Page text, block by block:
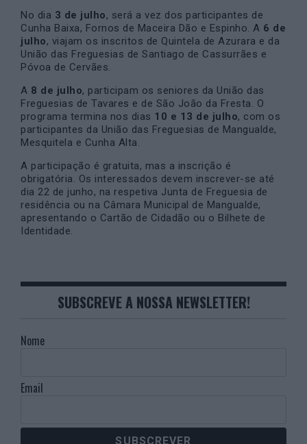
No dia 3 de julho, será a vez dos participantes de
Cunha Baixa, Fornos de Maceira Dão e Espinho. A 6 de
julho, viajam os inscritos de Quintela de Azurara e da
União das Freguesias de Santiago de Cassurrães e
Póvoa de Cervães.
A 8 de julho, participam os seniores da União das
Freguesias de Tavares e de São João da Fresta. O
programa termina nos dias 10 e 13 de julho, com os
participantes da União das Freguesias de Mangualde,
Mesquitela e Cunha Alta.
A participação é gratuita, mas a inscrição é
obrigatória. Os interessados devem inscrever-se até
dia 22 de junho, na respetiva Junta de Freguesia de
residência ou na Câmara Municipal de Mangualde,
apresentando o Cartão de Cidadão ou o Bilhete de
Identidade.
SUBSCREVE A NOSSA NEWSLETTER!
Nome
Email